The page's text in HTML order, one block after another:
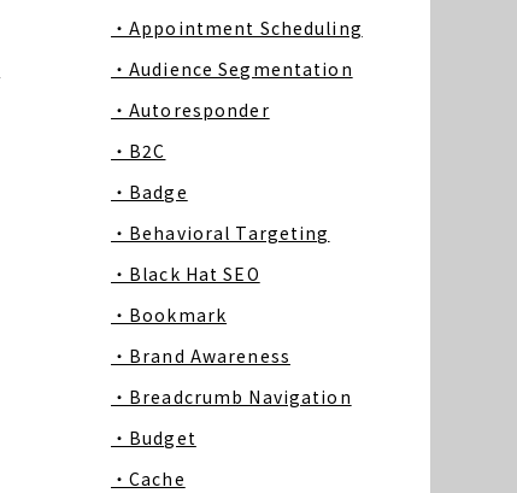
・Appointment Scheduling
・Audience Segmentation
・Autoresponder
・B2C
・Badge
・Behavioral Targeting
・Black Hat SEO
・Bookmark
・Brand Awareness
・Breadcrumb Navigation
・Budget
・Cache